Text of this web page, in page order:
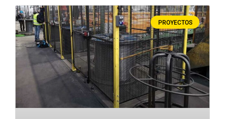
PROYECTOS